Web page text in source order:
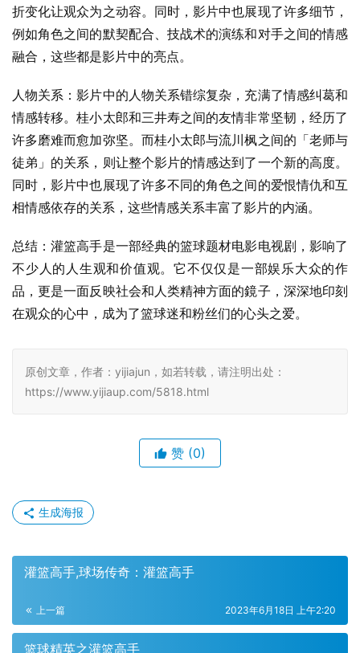
折变化让观众为之动容。同时，影片中也展现了许多细节，
例如角色之间的默契配合、技战术的演练和对手之间的情感
融合，这些都是影片中的亮点。
人物关系：影片中的人物关系错综复杂，充满了情感纠葛和
情感转移。桂小太郎和三井寿之间的友情非常坚韧，经历了
许多磨难而愈加弥坚。而桂小太郎与流川枫之间的「老师与
徒弟」的关系，则让整个影片的情感达到了一个新的高度。
同时，影片中也展现了许多不同的角色之间的爱恨情仇和互
相情感依存的关系，这些情感关系丰富了影片的内涵。
总结：灌篮高手是一部经典的篮球题材电影电视剧，影响了
不少人的人生观和价值观。它不仅仅是一部娱乐大众的作
品，更是一面反映社会和人类精神方面的鏡子，深深地印刻
在观众的心中，成为了篮球迷和粉丝们的心头之爱。
原创文章，作者：yijiajun，如若转载，请注明出处：
https://www.yijiaup.com/5818.html
赞 (0)
生成海报
灌篮高手,球场传奇：灌篮高手
上一篇 2023年6月18日 上午2:20
篮球精英之灌篮高手